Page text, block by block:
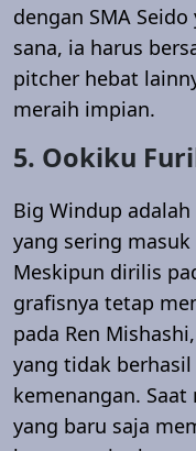
dengan SMA
sana, ia harus
pitcher hebat
meraih impian.
5. Ookiku
Big Windup
yang sering
Meskipun dirilis
grafisnya tetap
pada Ren
yang tidak
kemenangan.
yang baru saja